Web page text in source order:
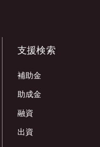
支援検索
補助金
助成金
融資
出資